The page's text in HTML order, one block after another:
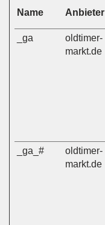
Name Anbieter
_ga
oldtimer-
markt.de
_ga_#
oldtimer-
markt.de